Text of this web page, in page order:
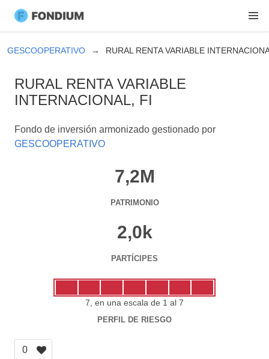
GESCOOPERATIVO RURAL RENTA VARIABLE
RURAL RENTA VARIABLE
INTERNACIONAL, FI
Fondo de inversión armonizado gestionado por
GESCOOPERATIVO
7,2M
PATRIMONIO
2,0k
PARTÍCIPES
7, en una escala de 1 al 7
PERFIL DE RIESGO
0